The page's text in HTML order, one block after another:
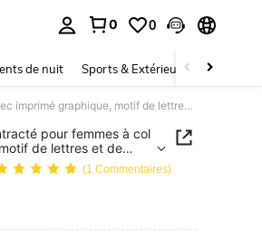
0 0
de nuit Sports & Extérieur Enfants
SHEIN LUNE sweat-shirt décontracté pour femmes à col rond avec imprimé graphique, motif de lettres et de feuilles/branches, manches longues, convient pour l'extérieur, les courses, l'automne/l'hiver
pour femmes à col
de lettres et de
convient pour
l'hiver
(1 Commentaires)